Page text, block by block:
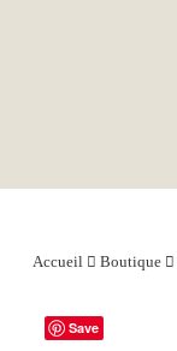
Accueil Boutique
Save